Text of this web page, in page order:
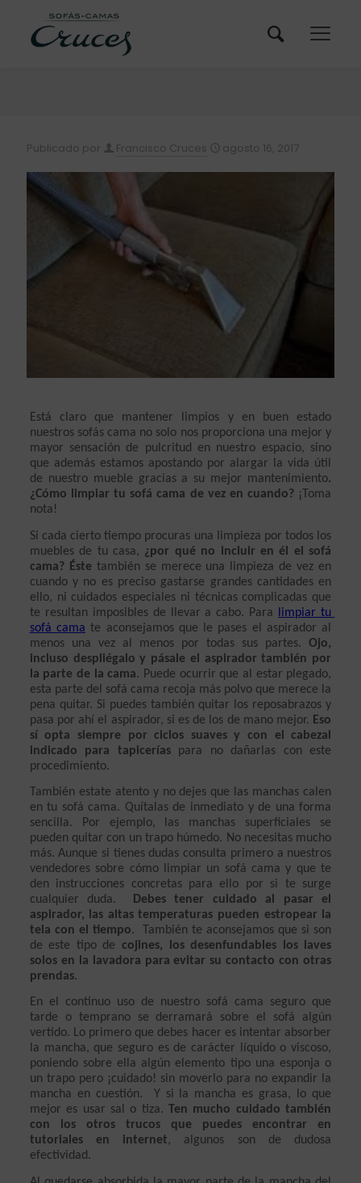
Publicado por Francisco Cruces agosto 16, 2017
Está claro que mantener limpios y en buen estado
nuestros sofás cama no solo nos proporciona una mejor y
mayor sensación de pulcritud en nuestro espacio, sino
que además estamos apostando por alargar la vida útil
de nuestro mueble gracias a su mejor mantenimiento.
¿Cómo limpiar tu sofá cama de vez en cuando? ¡Toma
nota!
Si cada cierto tiempo procuras una limpieza por todos los
muebles de tu casa, ¿por qué no incluir en él el sofá
cama? Éste también se merece una limpieza de vez en
cuando y no es preciso gastarse grandes cantidades en
ello, ni cuidados especiales ni técnicas complicadas que
te resultan imposibles de llevar a cabo. Para
limpiar tu
sofá cama te aconsejamos que le pases el aspirador al
menos una vez al menos por todas sus partes. Ojo,
incluso despliégalo y pásale el aspirador también por
la parte de la cama. Puede ocurrir que al estar plegado,
esta parte del sofá cama recoja más polvo que merece la
pena quitar. Si puedes también quitar los reposabrazos y
pasa por ahí el aspirador, si es de los de mano mejor. Eso
sí opta siempre por ciclos suaves y con el cabezal
indicado para tapicerías para no dañarlas con este
procedimiento.
También estate atento y no dejes que las manchas calen
en tu sofá cama. Quítalas de inmediato y de una forma
sencilla. Por ejemplo, las manchas superficiales se
pueden quitar con un trapo húmedo. No necesitas mucho
más. Aunque si tienes dudas consulta primero a nuestros
vendedores sobre cómo limpiar un sofá cama y que te
den instrucciones concretas para ello por si te surge
cualquier duda.
Debes tener cuidado al pasar el
aspirador, las altas temperaturas pueden estropear la
tela con el tiempo.  También te aconsejamos que si son
de este tipo de cojines, los desenfundables los laves
solos en la lavadora para evitar su contacto con otras
prendas.
En el continuo uso de nuestro sofá cama seguro que
tarde o temprano se derramará sobre el sofá algún
vertido. Lo primero que debes hacer es intentar absorber
la mancha, que seguro es de carácter líquido o viscoso,
poniendo sobre ella algún elemento tipo una esponja o
un trapo pero ¡cuidado! sin moverlo para no expandir la
mancha en cuestión.  Y si la mancha es grasa, lo que
mejor es usar sal o tiza. Ten mucho cuidado también
con los otros trucos que puedes encontrar en
tutoriales en internet, algunos son de dudosa
efectividad.